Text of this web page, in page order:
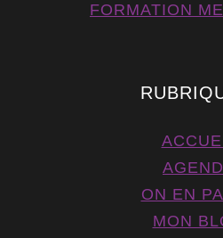
FORMATION
ON EN
MON